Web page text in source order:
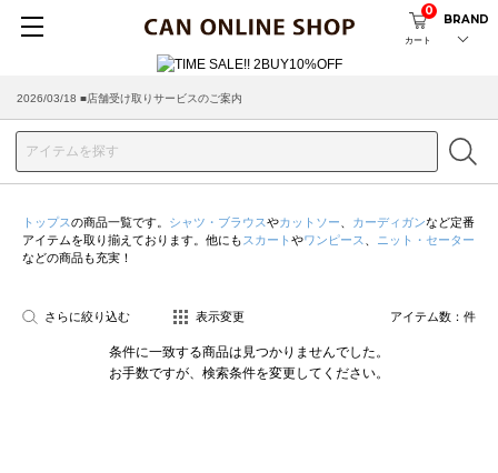
カート
0
BRAND
2026/03/18 ■店舗受け取りサービスのご案内
トップスの商品一覧です。 シャツ・ブラウスやカットソー カーディガンなど定番
アイテムを取り揃えております。他にも スカート やワンピース
ニット・セーター
などの商品も充実！
さらに絞り込む 表示変更 アイテム数： 件
条件に一致する商品は見つかりませんでした。
お手数ですが、検索条件を変更してください。